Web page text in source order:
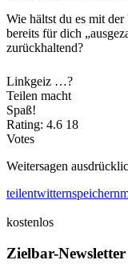
Wie hältst du es mit
bereits für dich
zurückhaltend?
Linkgeiz …?
Teilen macht
Spaß!
Rating: 4.6 18
Votes
Weitersagen
teilentwitternspeichern
kostenlos
Zielbar-Newsletter